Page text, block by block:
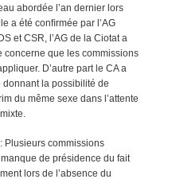
abordée l’an dernier lors
a été conﬁrmée par l’AG
et CSR, l’AG de la Ciotat a
concerne que les commissions
D’autre part le CA a
donnant la possibilité de
du même sexe dans l’attente
Plusieurs commissions
de présidence du fait
lors de l’absence du